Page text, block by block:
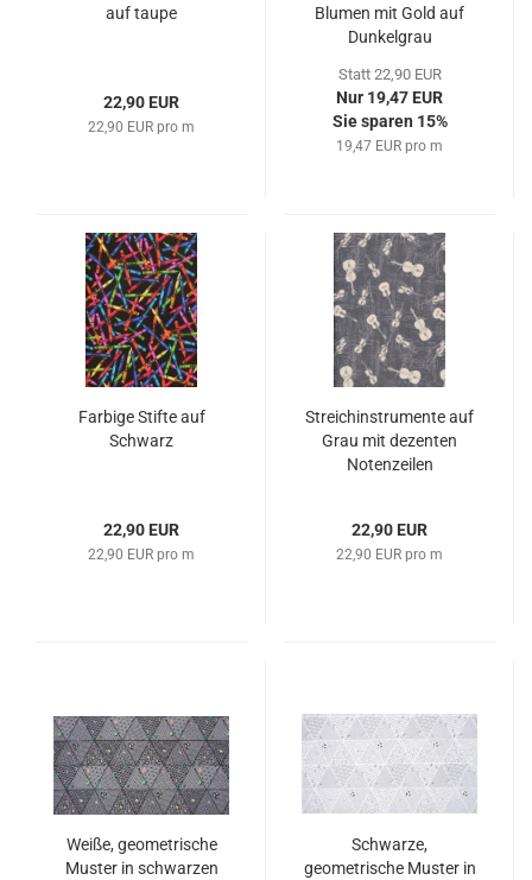
auf taupe
22,90 EUR
22,90 EUR pro m
Blumen mit Gold auf
Dunkelgrau
Statt 22,90 EUR
Nur 19,47 EUR
Sie sparen 15%
19,47 EUR pro m
Farbige Stifte auf
Schwarz
22,90 EUR
22,90 EUR pro m
Streichinstrumente auf
Grau mit dezenten
Notenzeilen
22,90 EUR
22,90 EUR pro m
Weiße, geometrische
Muster in schwarzen
Schwarze,
geometrische Muster in